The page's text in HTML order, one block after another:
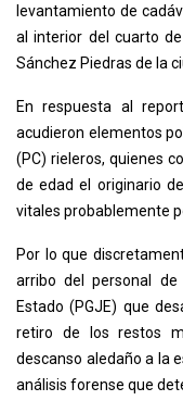
levantamiento de
al interior del cuarto
Sánchez Piedras de la
En respuesta al
acudieron elementos
(PC) rieleros, quienes
de edad el originario
vitales probablemente
Por lo que
arribo del personal de
Estado (PGJE) que
retiro de los restos
descanso aledaño a la
análisis forense que